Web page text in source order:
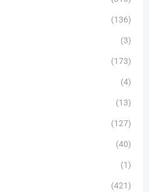
(136)
(3)
(173)
(4)
(13)
(127)
(40)
(1)
(421)